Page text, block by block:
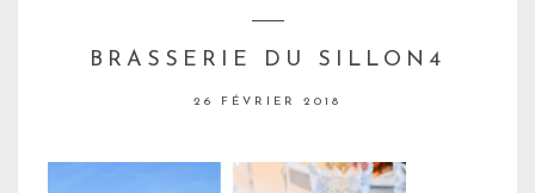
BRASSERIE DU SILLON4
26 FÉVRIER 2018